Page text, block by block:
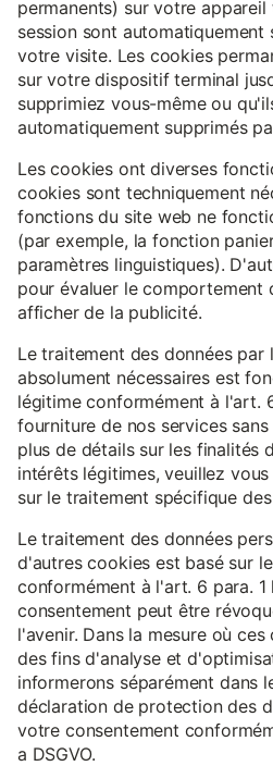
permanents) sur votre
session sont automatiquement
votre visite. Les cookies
sur votre dispositif terminal
supprimiez vous-même ou
automatiquement supprimés
Les cookies ont diverses
cookies sont techniquement
fonctions du site web ne
(par exemple, la fonction
paramètres linguistiques).
pour évaluer le comportement
afficher de la publicité.
Le traitement des données
absolument nécessaires est
légitime conformément à l'art.
fourniture de nos services
plus de détails sur les finalités
intérêts légitimes, veuillez
sur le traitement spécifique
Le traitement des données
d'autres cookies est basé sur
conformément à l'art. 6 para. 1
consentement peut être
l'avenir. Dans la mesure où
des fins d'analyse et
informerons séparément dans
déclaration de protection des
votre consentement
a DSGVO.